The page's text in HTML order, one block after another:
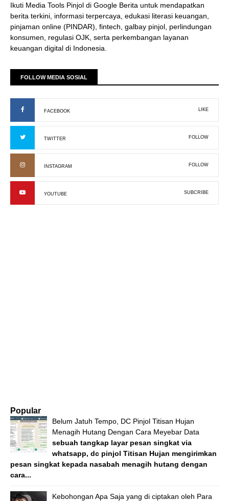
Ikuti Media Tools Pinjol di Google Berita untuk mendapatkan
berita terkini, informasi terpercaya, edukasi literasi keuangan,
pinjaman online (PINDAR), fintech, galbay pinjol, perlindungan
konsumen, regulasi OJK, serta perkembangan layanan
keuangan digital di Indonesia.
FOLLOW MEDIA SOSIAL
FACEBOOK LIKE
TWITTER FOLLOW
INSTAGRAM FOLLOW
YOUTUBE SUBCRIBE
Popular
Belum Jatuh Tempo, DC Pinjol Titisan Hujan
Menagih Hutang Dengan Cara Meyebar Data
sebuah tangkap layar pesan singkat via
whatsapp, dc pinjol Titisan Hujan mengirimkan
pesan singkat kepada nasabah menagih hutang dengan
cara...
Kebohongan Apa Saja yang di ciptakan oleh Para